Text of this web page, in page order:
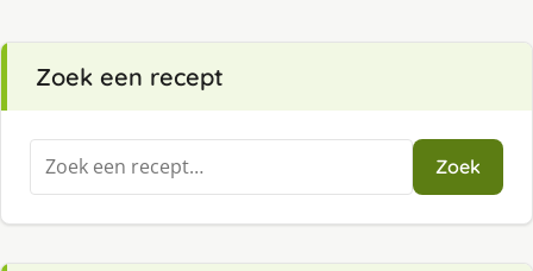
Zoek een recept
Zoeken
naar:
Zoek